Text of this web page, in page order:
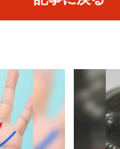
に起こるサ
宝くじ